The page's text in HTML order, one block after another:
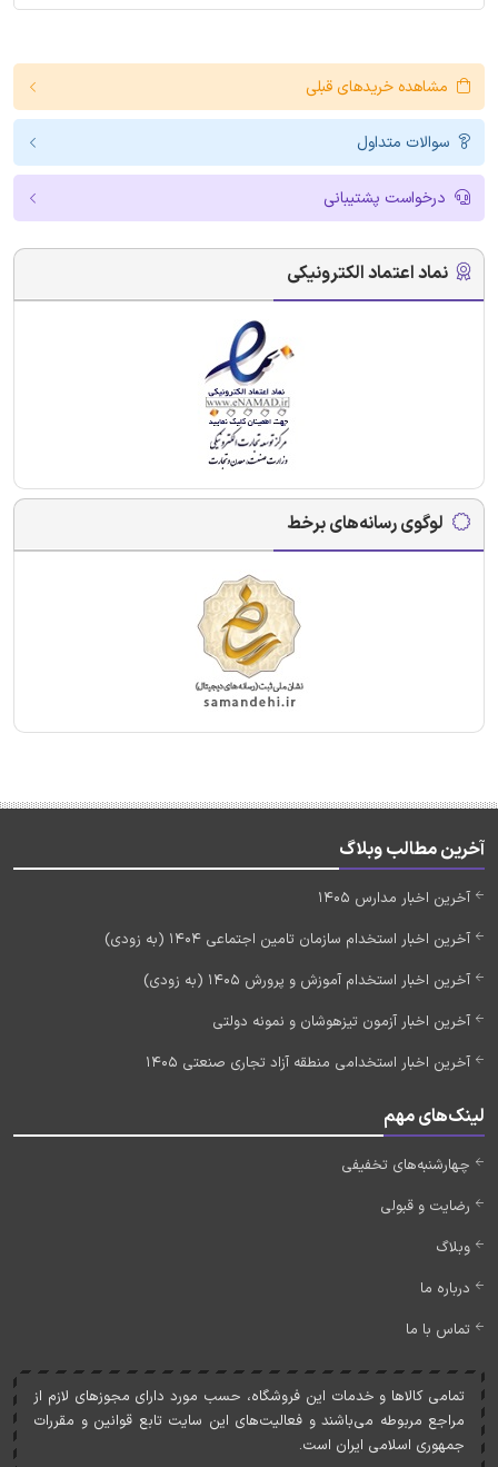
مشاهده خریدهای قبلی
سوالات متداول
درخواست پشتیبانی
نماد اعتماد الکترونیکی
لوگوی رسانه‌های برخط
آخرین مطالب وبلاگ
آخرین اخبار مدارس 1405
آخرین اخبار استخدام سازمان تامین اجتماعی 1404 (به زودی)
آخرین اخبار استخدام آموزش و پرورش 1405 (به زودی)
آخرین اخبار آزمون تیزهوشان و نمونه دولتی
آخرین اخبار استخدامی منطقه آزاد تجاری صنعتی 1405
لینک‌های مهم
چهارشنبه‌های تخفیفی
رضایت و قبولی
وبلاگ
درباره ما
تماس با ما
تمامی کالاها و خدمات اين فروشگاه، حسب مورد دارای مجوزهای لازم از
مراجع مربوطه می‌باشند و فعاليت‌های اين سايت تابع قوانين و مقررات
جمهوری اسلامی ايران است.